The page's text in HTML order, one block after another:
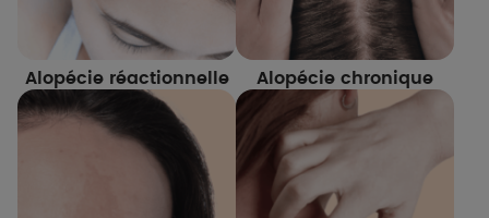
Alopécie réactionnelle Alopécie chronique